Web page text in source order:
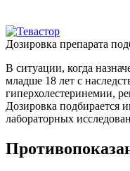
Дозировка препарата
В ситуации, когда
младше 18 лет с
гиперхолестеринемии,
Дозировка подбирается
лабораторных